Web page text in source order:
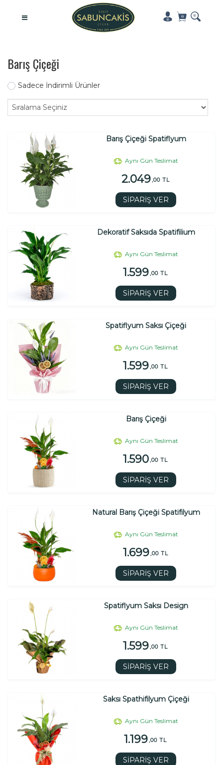
Barış Çiçeği
Sadece İndirimli Ürünler
Barış Çiçeği Spatiflyum
Aynı Gün Teslimat
2.049,00 TL
SİPARİŞ VER
Dekoratif Saksıda Spatifilium
Aynı Gün Teslimat
1.599,00 TL
SİPARİŞ VER
Spatiflyum Saksı Çiçeği
Aynı Gün Teslimat
1.599,00 TL
SİPARİŞ VER
Barış Çiçeği
Aynı Gün Teslimat
1.590,00 TL
SİPARİŞ VER
Natural Barış Çiçeği Spatifilyum
Aynı Gün Teslimat
1.699,00 TL
SİPARİŞ VER
Spatiflyum Saksı Design
Aynı Gün Teslimat
1.599,00 TL
SİPARİŞ VER
Saksı Spathifilyum Çiçeği
Aynı Gün Teslimat
1.199,00 TL
SİPARİŞ VER